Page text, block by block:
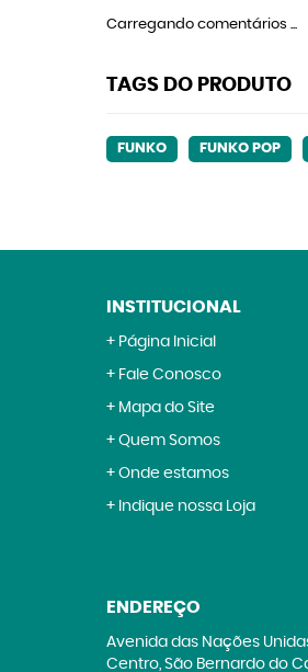
Carregando comentários ...
TAGS DO PRODUTO
FUNKO FUNKO POP
INSTITUCIONAL
Página Inicial
Fale Conosco
Mapa do Site
Quem Somos
Onde estamos
Indique nossa Loja
ENDEREÇO
Avenida das Nações
Centro, São Bernardo do